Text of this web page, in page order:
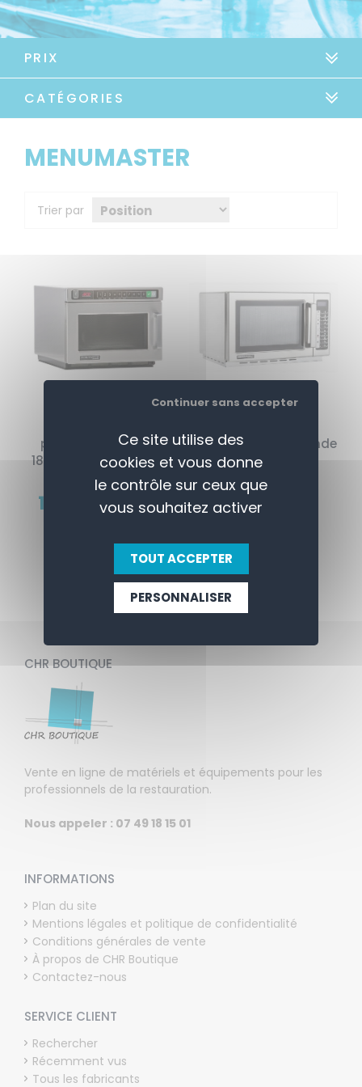
PRIX
CATÉGORIES
MENUMASTER
Trier par
programmable 17L
1800W - MENUMASTER
2409,99 € HT
1960,00 € HT
programmable grande
capacité -
929,99 € HT
755,00 € HT
CHR BOUTIQUE
Vente en ligne de matériels et équipements pour les
professionnels de la restauration.
Nous appeler : 07 49 18 15 01
INFORMATIONS
Plan du site
Mentions légales et politique de confidentialité
Conditions générales de vente
À propos de CHR Boutique
Contactez-nous
SERVICE CLIENT
Rechercher
Récemment vus
Tous les fabricants
Ce site utilise des
cookies et vous donne
le contrôle sur ceux que
vous souhaitez activer
TOUT ACCEPTER
Continuer sans accepter
PERSONNALISER